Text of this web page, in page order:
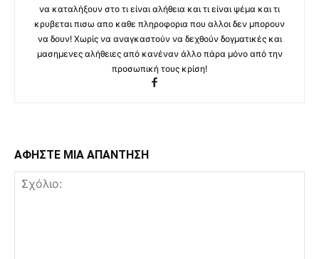
να καταλήξουν στο τι είναι αλήθεια και τι είναι ψέμα και τι
κρυβεται πισω απο καθε πληροφορια που αλλοι δεν μπορουν
να δουν! Χωρίς να αναγκαστούν να δεχθούν δογματικές και
μασημενες αλήθειες από κανέναν άλλο πάρα μόνο από την
προσωπική τους κρίση!
ΑΦΗΣΤΕ ΜΙΑ ΑΠΑΝΤΗΣΗ